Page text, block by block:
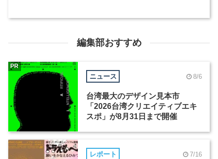
編集部おすすめ
ニュース 8/6
台湾最大のデザイン見本市
「2026台湾クリエイティブエキ
スポ」が8月31日まで開催
PR
レポート 7/16